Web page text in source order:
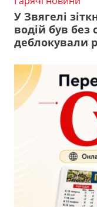
У Звягелі
водій був без
деблокували